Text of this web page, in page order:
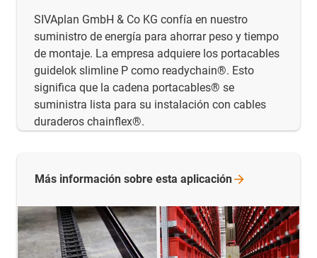
SIVAplan GmbH & Co KG confía en nuestro
suministro de energía para ahorrar peso y tiempo
de montaje. La empresa adquiere los portacables
guidelok slimline P como readychain®. Esto
significa que la cadena portacables® se
suministra lista para su instalación con cables
duraderos chainflex®.
Más información sobre esta aplicación